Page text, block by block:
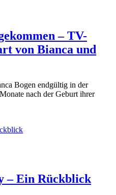
– TV-
von Bianca und
Bogen endgültig in der
nach der Geburt ihrer
– Ein Rückblick